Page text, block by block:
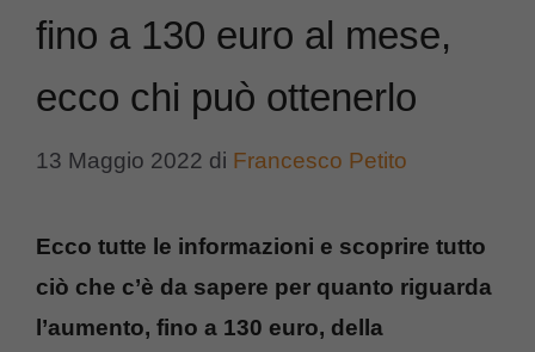
fino a 130 euro al mese,
ecco chi può ottenerlo
13 Maggio 2022 di Francesco Petito
Ecco tutte le informazioni e scoprire tutto
ciò che c’è da sapere per quanto riguarda
l’aumento, fino a 130 euro, della